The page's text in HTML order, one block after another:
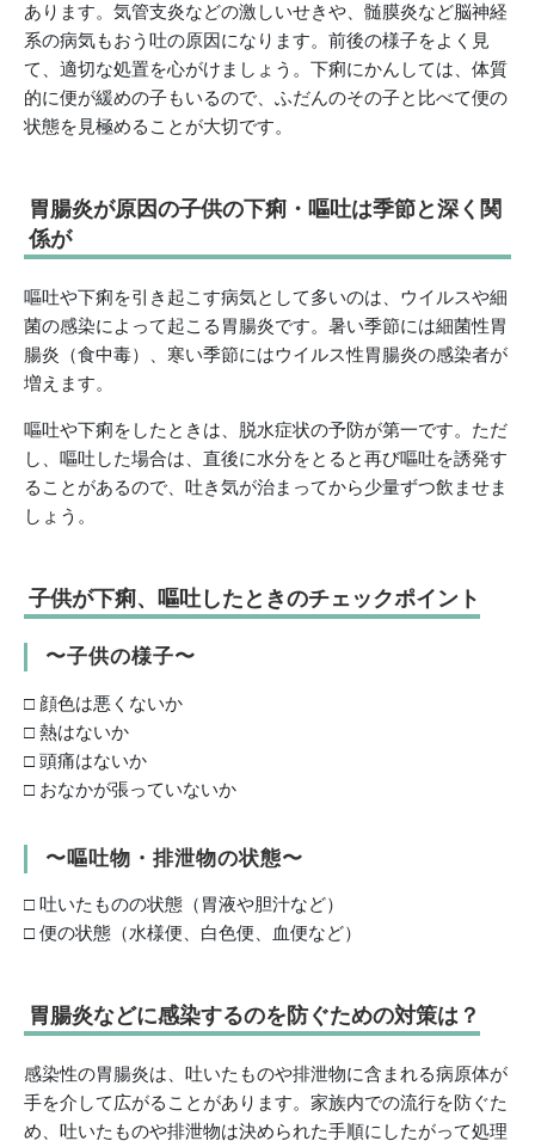
あります。気管支炎などの激しいせきや、髄膜炎など脳神経
系の病気もおう吐の原因になります。前後の様子をよく見
て、適切な処置を心がけましょう。下痢にかんしては、体質
的に便が緩めの子もいるので、ふだんのその子と比べて便の
状態を見極めることが大切です。
胃腸炎が原因の子供の下痢・嘔吐は季節と深く関
係が
嘔吐や下痢を引き起こす病気として多いのは、ウイルスや細
菌の感染によって起こる胃腸炎です。暑い季節には細菌性胃
腸炎（食中毒）、寒い季節にはウイルス性胃腸炎の感染者が
増えます。
嘔吐や下痢をしたときは、脱水症状の予防が第一です。ただ
し、嘔吐した場合は、直後に水分をとると再び嘔吐を誘発す
ることがあるので、吐き気が治まってから少量ずつ飲ませま
しょう。
子供が下痢、嘔吐したときのチェックポイント
〜子供の様子〜
□ 顔色は悪くないか
□ 熱はないか
□ 頭痛はないか
□ おなかが張っていないか
〜嘔吐物・排泄物の状態〜
□ 吐いたものの状態（胃液や胆汁など）
□ 便の状態（水様便、白色便、血便など）
胃腸炎などに感染するのを防ぐための対策は？
感染性の胃腸炎は、吐いたものや排泄物に含まれる病原体が
手を介して広がることがあります。家族内での流行を防ぐた
め、吐いたものや排泄物は決められた手順にしたがって処理